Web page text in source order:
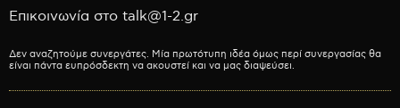
Επικοινωνία στο talk@1-2.gr
Δεν αναζητούμε συνεργάτες. Μία πρωτότυπη ιδέα όμως περί συνεργασίας θα
είναι πάντα ευπρόσδεκτη να ακουστεί και να μας διαψεύσει.